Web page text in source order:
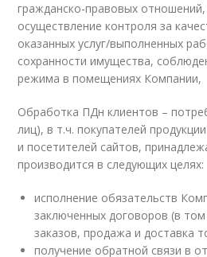
гражданско-правовых
осуществление контроля за
оказанных услуг/выполненных
сохранности имущества,
режима в помещениях Компании,
Обработка ПДн клиентов –
лиц), в т.ч. покупателей
и посетителей сайтов,
производится в следующих целях:
исполнение обязательств
заключенных договоров (в
заказов, продажа и доставка
получение обратной связи в